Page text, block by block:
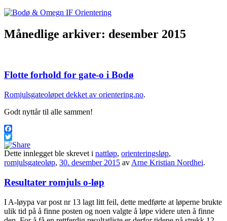
Månedlige arkiver: desember 2015
Flotte forhold for gate-o i Bodø
Romjulsgateoløpet dekket av orientering.no.
Godt nyttår til alle sammen!
Facebook
Twitter
Dette innlegget ble skrevet i nattløp, orienteringsløp,
romjulsgateoløp, 30. desember 2015 av Arne Kristian Nordhei.
Resultater romjuls o-løp
I A-løypa var post nr 13 lagt litt feil, dette medførte at løperne brukte
ulik tid på å finne posten og noen valgte å løpe videre uten å finne